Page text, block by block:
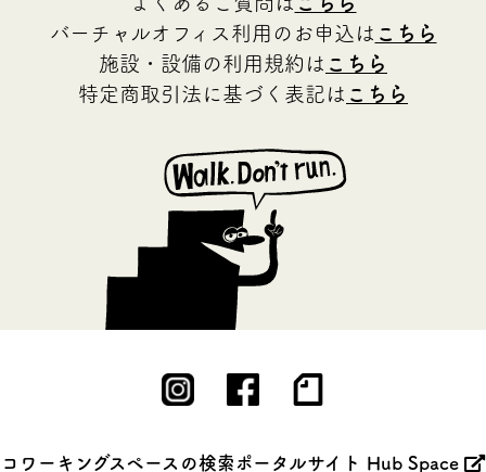
バーチャルオフィス利用のお申込は こちら
施設・設備の利用規約は こちら
特定商取引法に基づく表記は こちら
コワーキングスペースの検索ポータルサイト Hub Space